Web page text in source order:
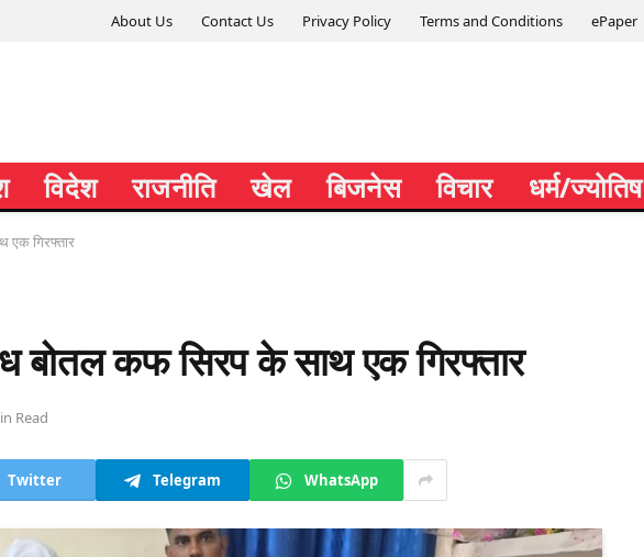
About Us Contact Us Privacy Policy Terms and Conditions ePaper
विदेश राजनीति खेल बिजनेस विचार धर्म/ज्योतिष
एक गिरफ्तार
बोतल कफ सिरप के साथ एक गिरफ्तार
Read
Twitter Telegram WhatsApp